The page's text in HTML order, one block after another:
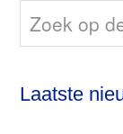
Zoek
op
Laatste